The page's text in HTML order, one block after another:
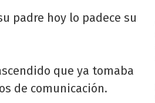
padre hoy lo padece su
que ya tomaba
de comunicación.